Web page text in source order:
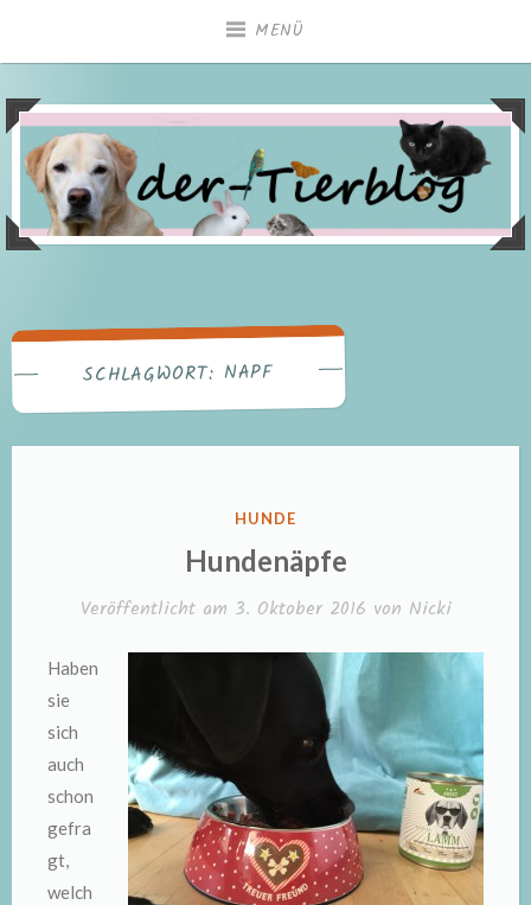
MENÜ
SCHLAGWORT: NAPF
VERÖFFENTLICHT
HUNDE
Hundenäpfe
Veröffentlicht am 3. Oktober 2016 von Nicki
Haben
sie
sich
auch
schon
gefra
gt,
welch